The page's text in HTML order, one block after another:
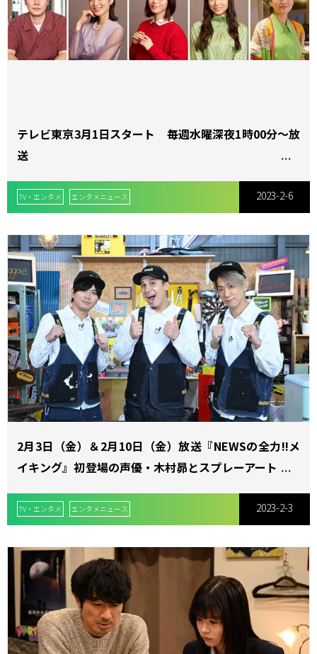
テレビ東京3月1日スタート 毎週水曜深夜1時00分～放
送
の新ライフスタイルドラマは「合コン」、同じ男に浮気
された女性3人の成長物語
TV・エンタメ エンタメニュース 2023-2-6
2月3日（金）＆2月10日（金）放送『NEWSの全力!!メ
イキング』初登場の声優・木村昴とスプレーアートでオ
TV・エンタメ エンタメニュース 2023-2-3